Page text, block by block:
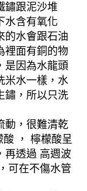
鏽跟泥沙堆
水含有氧化
的水會跟石油
裡面有銅的物
是因為水龍頭
米水一樣，水
鏽，所以只洗
動，很難清乾
， 檸檬酸呈
再透過 高週波
可在不傷水管